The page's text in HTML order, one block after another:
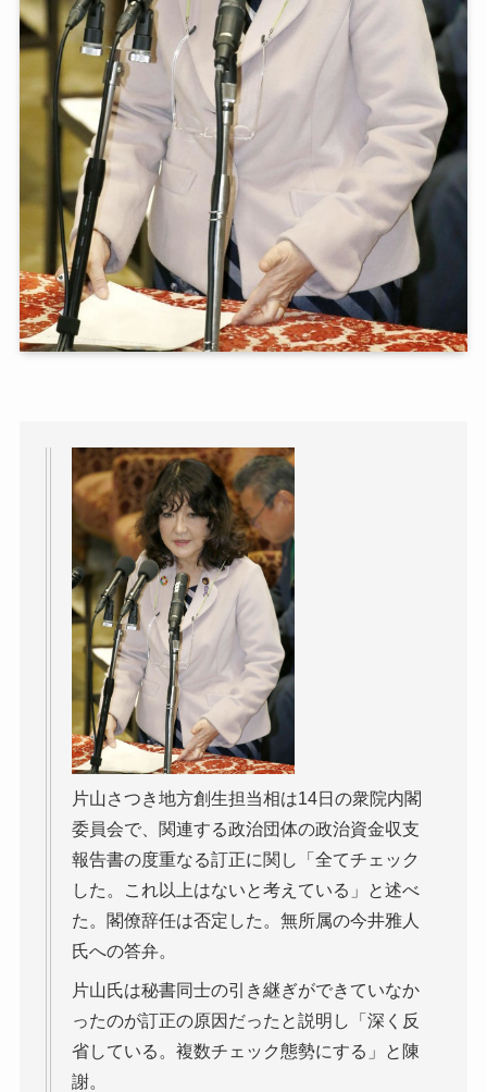
片山さつき地方創生担当相は14日の衆院内閣
委員会で、関連する政治団体の政治資金収支
報告書の度重なる訂正に関し「全てチェック
した。これ以上はないと考えている」と述べ
た。閣僚辞任は否定した。無所属の今井雅人
氏への答弁。
片山氏は秘書同士の引き継ぎができていなか
ったのが訂正の原因だったと説明し「深く反
省している。複数チェック態勢にする」と陳
謝。